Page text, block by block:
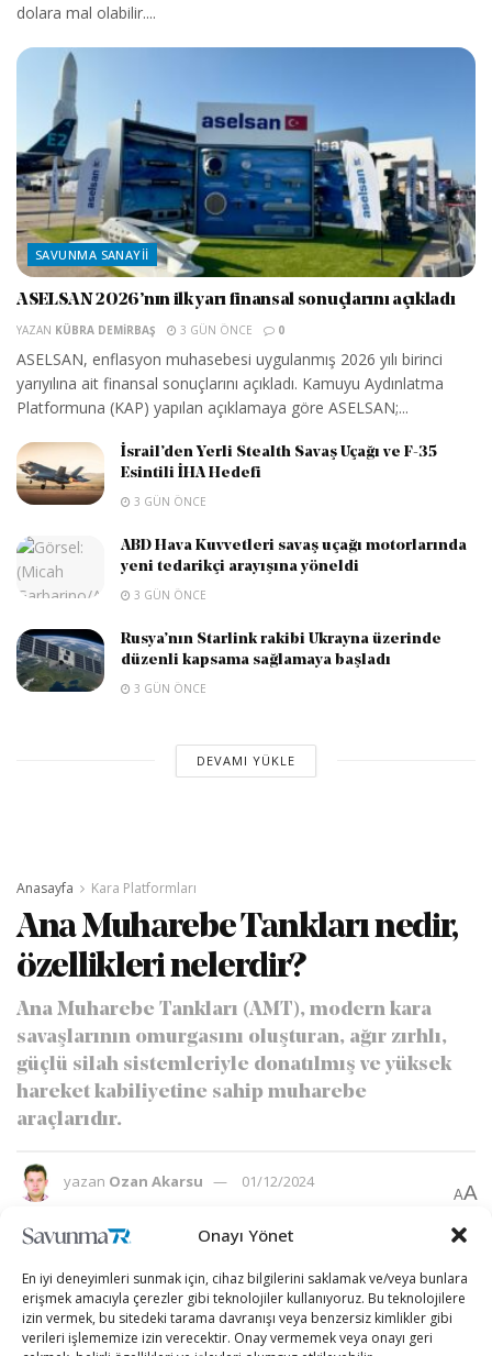
Onayı Yönet
En iyi deneyimleri sunmak için, cihaz bilgilerini saklamak ve/veya bunlara
erişmek amacıyla çerezler gibi teknolojiler kullanıyoruz. Bu teknolojilere
izin vermek, bu sitedeki tarama davranışı veya benzersiz kimlikler gibi
verileri işlememize izin verecektir. Onay vermemek veya onayı geri
dolara mal olabilir....
SAVUNMA SANAYII
ASELSAN 2026’nın ilk yarı finansal sonuçlarını açıkladı
YAZAN KÜBRA DEMIRBAŞ 3 GÜN ÖNCE 0
ASELSAN, enflasyon muhasebesi uygulanmış 2026 yılı birinci
yarıyılına ait finansal sonuçlarını açıkladı. Kamuyu Aydınlatma
Platformuna (KAP) yapılan açıklamaya göre ASELSAN;...
İsrail’den Yerli Stealth Savaş Uçağı ve F-35
Esintili İHA Hedefi
3 GÜN ÖNCE
ABD Hava Kuvvetleri savaş uçağı motorlarında
yeni tedarikçi arayışına yöneldi
3 GÜN ÖNCE
Rusya’nın Starlink rakibi Ukrayna üzerinde
düzenli kapsama sağlamaya başladı
3 GÜN ÖNCE
DEVAMI YÜKLE
Anasayfa Kara Platformları
Ana Muharebe Tankları nedir,
özellikleri nelerdir?
Ana Muharebe Tankları (AMT), modern kara
savaşlarının omurgasını oluşturan, ağır zırhlı,
güçlü silah sistemleriyle donatılmış ve yüksek
hareket kabiliyetine sahip muharebe
araçlarıdır.
yazan Ozan Akarsu
01/12/2024
AA